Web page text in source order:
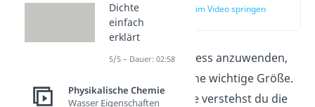
zur Stelle im Video springen
Um den Satz von Hess anzuwenden,
eine wichtige Größe.
Unter der Enthalpie verstehst du die
Dichte
einfach
erklärt
5/5 – Dauer: 02:58
Physikalische Chemie
Wasser Eigenschaften